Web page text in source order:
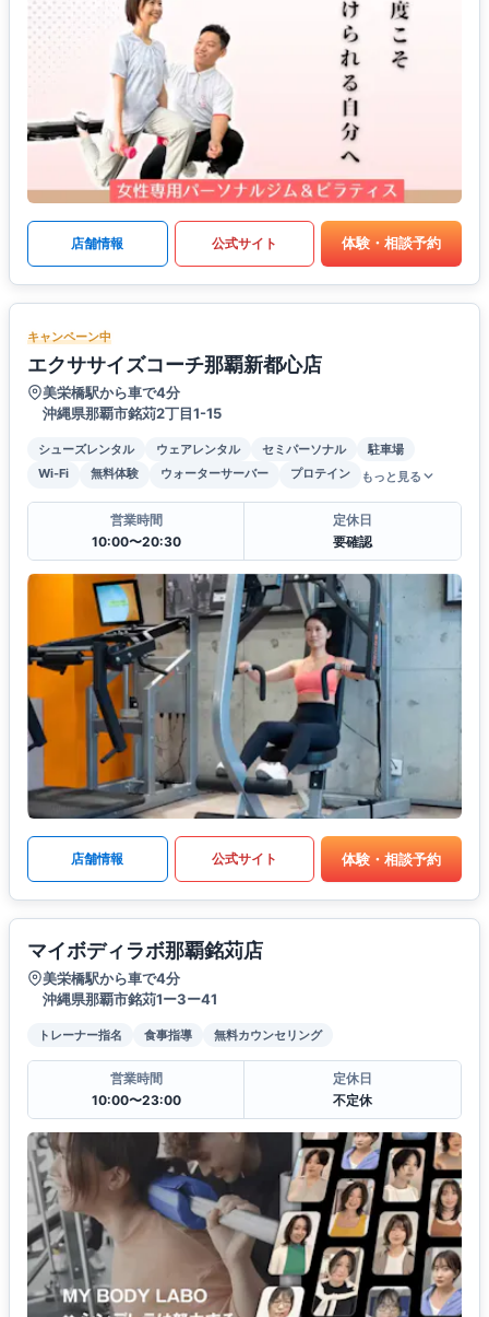
店舗情報 公式サイト 体験・相談予約
キャンペーン中
エクササイズコーチ那覇新都心店
美栄橋駅から車で4分
沖縄県那覇市銘苅2丁目1-15
シューズレンタル ウェアレンタル セミパーソナル
駐車場
Wi-Fi
無料体験 ウォーターサーバー プロテイン もっと見る
営業時間
10:00〜20:30
定休日
要確認
店舗情報 公式サイト 体験・相談予約
マイボディラボ那覇銘苅店
美栄橋駅から車で4分
沖縄県那覇市銘苅1ー3ー41
トレーナー指名 食事指導 無料カウンセリング
営業時間
10:00〜23:00
定休日
不定休